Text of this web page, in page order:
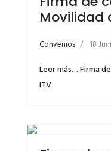
Movilidad
Convenios 18
Leer más… Firma
ITV